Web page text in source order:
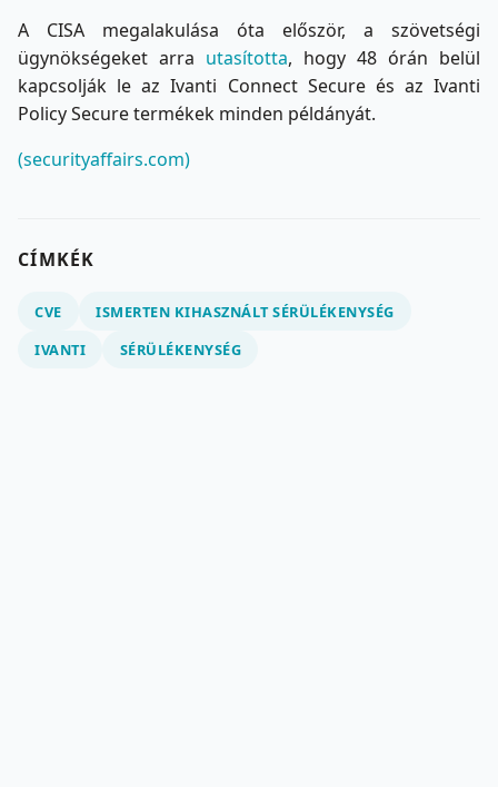
A CISA megalakulása óta először, a szövetségi
ügynökségeket arra utasította, hogy 48 órán belül
kapcsolják le az Ivanti Connect Secure és az Ivanti
Policy Secure termékek minden példányát.
(securityaffairs.com)
CÍMKÉK
CVE
ISMERTEN KIHASZNÁLT SÉRÜLÉKENYSÉG
IVANTI
SÉRÜLÉKENYSÉG